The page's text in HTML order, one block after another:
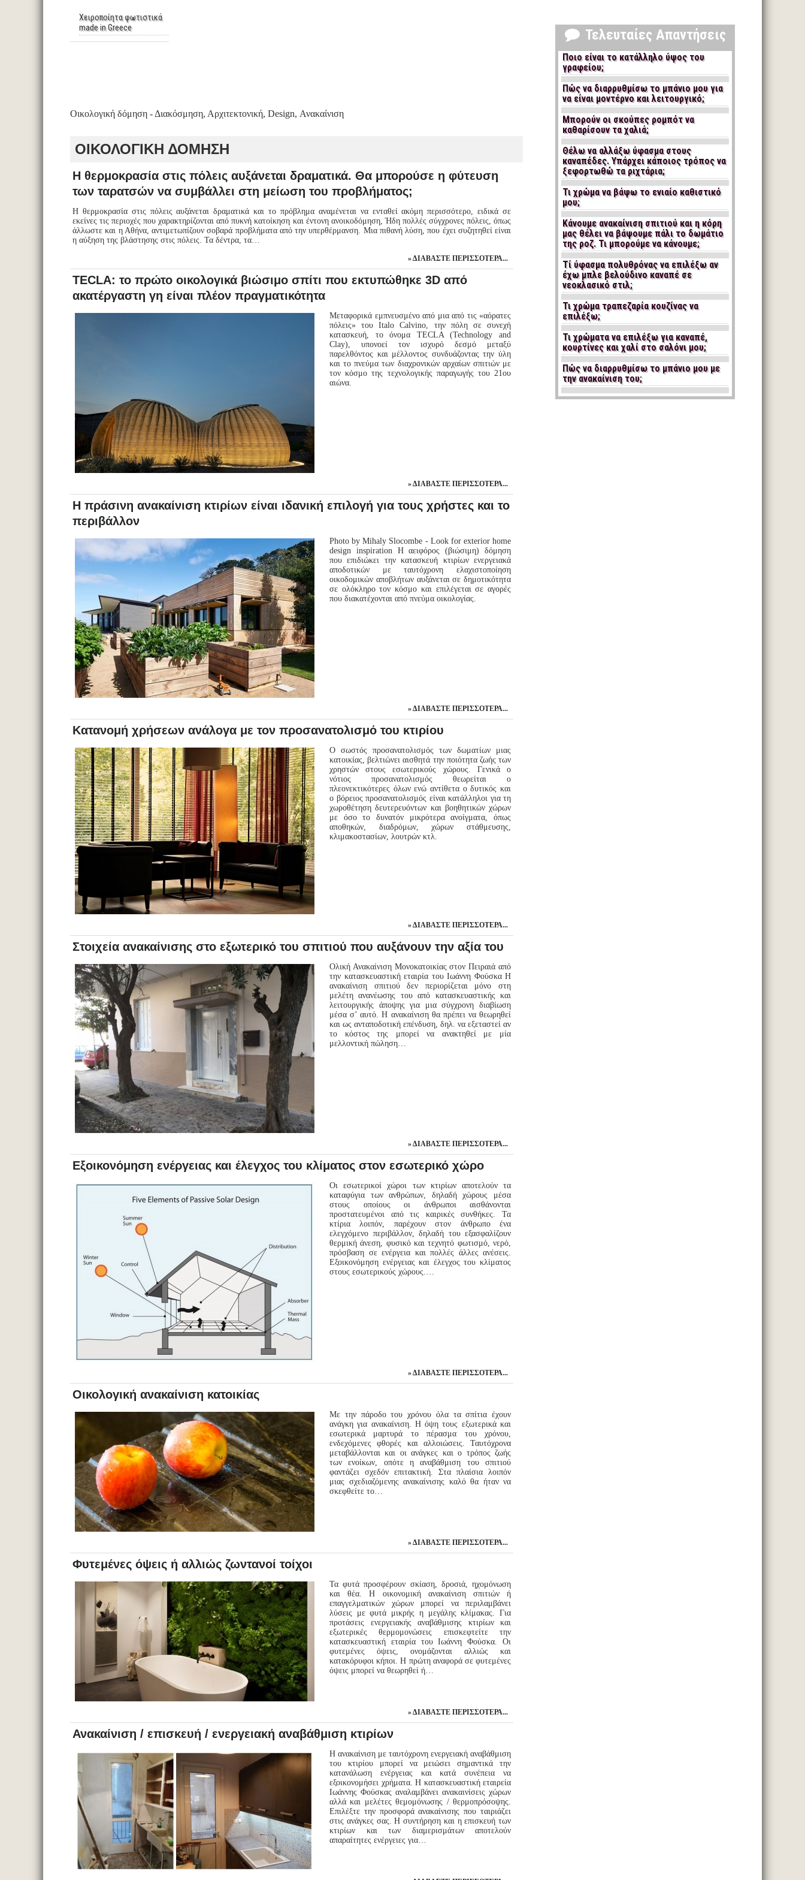
Χειροποίητα φωτιστικά
made in Greece
Οικολογική δόμηση - Διακόσμηση, Αρχιτεκτονική, Design, Ανακαίνιση
ΟΙΚΟΛΟΓΙΚΗ ΔΟΜΗΣΗ
Η θερμοκρασία στις πόλεις αυξάνεται δραματικά. Θα μπορούσε η φύτευση
των ταρατσών να συμβάλλει στη μείωση του προβλήματος;
Η θερμοκρασία στις πόλεις αυξάνεται δραματικά και το πρόβλημα αναμένεται να ενταθεί ακόμη περισσότερο, ειδικά σε
εκείνες τις περιοχές που χαρακτηρίζονται από πυκνή κατοίκηση και έντονη ανοικοδόμηση, Ήδη πολλές σύγχρονες πόλεις, όπως
άλλωστε και η Αθήνα, αντιμετωπίζουν σοβαρά προβλήματα από την υπερθέρμανση. Μια πιθανή λύση, που έχει συζητηθεί είναι
η αύξηση της βλάστησης στις πόλεις. Τα δέντρα, τα…
ΔΙΑΒΆΣΤΕ ΠΕΡΙΣΣΌΤΕΡΑ...
TECLA: το πρώτο οικολογικά βιώσιμο σπίτι που εκτυπώθηκε 3D από
ακατέργαστη γη είναι πλέον πραγματικότητα
Μεταφορικά εμπνευσμένο από μια από τις «αόρατες
πόλεις» του Italo Calvino, την πόλη σε συνεχή
κατασκευή, το όνομα TECLA (Technology and
Clay), υπονοεί τον ισχυρό δεσμό μεταξύ
παρελθόντος και μέλλοντος συνδυάζοντας την ύλη
και το πνεύμα των διαχρονικών αρχαίων σπιτιών με
τον κόσμο της τεχνολογικής παραγωγής του 21ου
αιώνα.
ΔΙΑΒΆΣΤΕ ΠΕΡΙΣΣΌΤΕΡΑ...
Η πράσινη ανακαίνιση κτιρίων είναι ιδανική επιλογή για τους χρήστες και το
περιβάλλον
Photo by Mihaly Slocombe - Look for exterior home
design inspiration Η αειφόρος (βιώσιμη) δόμηση
που επιδιώκει την κατασκευή κτιρίων ενεργειακά
αποδοτικών με ταυτόχρονη ελαχιστοποίηση
οικοδομικών αποβλήτων αυξάνεται σε δημοτικότητα
σε ολόκληρο τον κόσμο και επιλέγεται σε αγορές
που διακατέχονται από πνεύμα οικολογίας.
ΔΙΑΒΆΣΤΕ ΠΕΡΙΣΣΌΤΕΡΑ...
Κατανομή χρήσεων ανάλογα με τον προσανατολισμό του κτιρίου
Ο σωστός προσανατολισμός των δωματίων μιας
κατοικίας, βελτιώνει αισθητά την ποιότητα ζωής των
χρηστών στους εσωτερικούς χώρους. Γενικά ο
νότιος προσανατολισμός θεωρείται ο
πλεονεκτικότερες όλων ενώ αντίθετα ο δυτικός και
ο βόρειος προσανατολισμός είναι κατάλληλοι για τη
χωροθέτηση δευτερευόντων και βοηθητικών χώρων
με όσο το δυνατόν μικρότερα ανοίγματα, όπως
αποθηκών, διαδρόμων, χώρων στάθμευσης,
κλιμακοστασίων, λουτρών κτλ.
ΔΙΑΒΆΣΤΕ ΠΕΡΙΣΣΌΤΕΡΑ...
Στοιχεία ανακαίνισης στο εξωτερικό του σπιτιού που αυξάνουν την αξία του
Ολική Ανακαίνιση Μονοκατοικίας στον Πειραιά από
την κατασκευαστική εταιρία του Ιωάννη Φούσκα Η
ανακαίνιση σπιτιού δεν περιορίζεται μόνο στη
μελέτη ανανέωσης του από κατασκευαστικής και
λειτουργικής άποψης για μια σύγχρονη διαβίωση
μέσα σ’ αυτό. Η ανακαίνιση θα πρέπει να θεωρηθεί
και ως ανταποδοτική επένδυση, δηλ. να εξεταστεί αν
το κόστος της μπορεί να ανακτηθεί με μία
μελλοντική πώληση…
ΔΙΑΒΆΣΤΕ ΠΕΡΙΣΣΌΤΕΡΑ...
Εξοικονόμηση ενέργειας και έλεγχος του κλίματος στον εσωτερικό χώρο
Οι εσωτερικοί χώροι των κτιρίων αποτελούν τα
καταφύγια των ανθρώπων, δηλαδή χώρους μέσα
στους οποίους οι άνθρωποι αισθάνονται
προστατευμένοι από τις καιρικές συνθήκες. Τα
κτίρια λοιπόν, παρέχουν στον άνθρωπο ένα
ελεγχόμενο περιβάλλον, δηλαδή του εξασφαλίζουν
θερμική άνεση, φυσικό και τεχνητό φωτισμό, νερό,
πρόσβαση σε ενέργεια και πολλές άλλες ανέσεις.
Εξοικονόμηση ενέργειας και έλεγχος του κλίματος
στους εσωτερικούς χώρους.…
ΔΙΑΒΆΣΤΕ ΠΕΡΙΣΣΌΤΕΡΑ...
Οικολογική ανακαίνιση κατοικίας
Με την πάροδο του χρόνου όλα τα σπίτια έχουν
ανάγκη για ανακαίνιση. Η όψη τους εξωτερικά και
εσωτερικά μαρτυρά το πέρασμα του χρόνου,
ενδεχόμενες φθορές και αλλοιώσεις. Ταυτόχρονα
μεταβάλλονται και οι ανάγκες και ο τρόπος ζωής
των ενοίκων, οπότε η αναβάθμιση του σπιτιού
φαντάζει σχεδόν επιτακτική. Στα πλαίσια λοιπόν
μιας σχεδιαζόμενης ανακαίνισης καλό θα ήταν να
σκεφθείτε το…
ΔΙΑΒΆΣΤΕ ΠΕΡΙΣΣΌΤΕΡΑ...
Φυτεμένες όψεις ή αλλιώς ζωντανοί τοίχοι
Τα φυτά προσφέρουν σκίαση, δροσιά, ηχομόνωση
και θέα. Η οικονομική ανακαίνιση σπιτιών ή
επαγγελματικών χώρων μπορεί να περιλαμβάνει
λύσεις με φυτά μικρής η μεγάλης κλίμακας. Για
προτάσεις ενεργειακής αναβάθμισης κτιρίων και
εξωτερικές θερμομονώσεις επισκεφτείτε την
κατασκευαστική εταιρία του Ιωάννη Φούσκα. Οι
φυτεμένες όψεις, ονομάζονται αλλιώς και
κατακόρυφοι κήποι. Η πρώτη αναφορά σε φυτεμένες
όψεις μπορεί να θεωρηθεί ή…
ΔΙΑΒΆΣΤΕ ΠΕΡΙΣΣΌΤΕΡΑ...
Ανακαίνιση / επισκευή / ενεργειακή αναβάθμιση κτιρίων
Η ανακαίνιση με ταυτόχρονη ενεργειακή αναβάθμιση
του κτιρίου μπορεί να μειώσει σημαντικά την
κατανάλωση ενέργειας και κατά συνέπεια να
εξοικονομήσει χρήματα. Η κατασκευαστική εταιρεία
Ιωάννης Φούσκας αναλαμβάνει ανακαινίσεις χώρων
αλλά και μελέτες θεμομόνωσης / θερμοπρόσοψης.
Επιλέξτε την προσφορά ανακαίνισης που ταιριάζει
στις ανάγκες σας. Η συντήρηση και η επισκευή των
κτιρίων και των διαμερισμάτων αποτελούν
απαραίτητες ενέργειες για…
Τελευταίες Απαντήσεις
Ποιο είναι το κατάλληλο ύψος του
γραφείου;
Πώς να διαρρυθμίσω το μπάνιο μου για
να είναι μοντέρνο και λειτουργικό;
Μπορούν οι σκούπες ρομπότ να
καθαρίσουν τα χαλιά;
Θέλω να αλλάξω ύφασμα στους
καναπέδες. Υπάρχει κάποιος τρόπος να
ξεφορτωθώ τα ριχτάρια;
Τι χρώμα να βάψω το ενιαίο καθιστικό
μου;
Κάνουμε ανακαίνιση σπιτιού και η κόρη
μας θέλει να βάψουμε πάλι το δωμάτιο
της ροζ. Τι μπορούμε να κάνουμε;
Τί ύφασμα πολυθρόνας να επιλέξω αν
έχω μπλε βελούδινο καναπέ σε
νεοκλασικό στιλ;
Τι χρώμα τραπεζαρία κουζίνας να
επιλέξω;
Τι χρώματα να επιλέξω για καναπέ,
κουρτίνες και χαλί στο σαλόνι μου;
Πώς να διαρρυθμίσω το μπάνιο μου με
την ανακαίνιση του;